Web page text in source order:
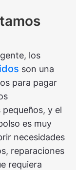
los
son una
para pagar
y el
es muy
necesidades
reparaciones
requiera